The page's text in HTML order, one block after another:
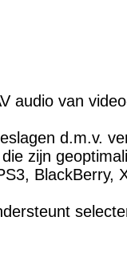
audio van
d.m.v.
zijn
BlackBerry,